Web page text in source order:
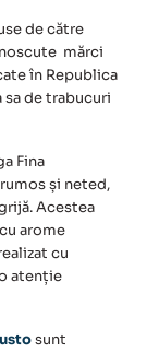
de către
mărci
în Republica
de trabucuri
Fina
și neted,
Acestea
arome
cu
atenție
sunt